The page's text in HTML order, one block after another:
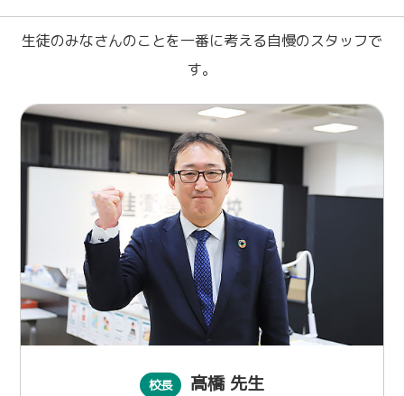
生徒のみなさんのことを一番に考える自慢のスタッフで
す。
校長 髙橋 先生